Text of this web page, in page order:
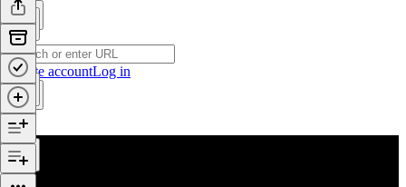
Create accountLog in